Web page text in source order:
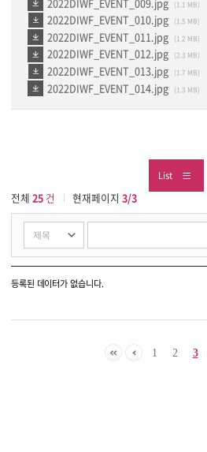
(1.1 MB)
2022DIWF_EVENT_010.jpg (1.5 MB)
2022DIWF_EVENT_011.jpg (1.2 MB)
2022DIWF_EVENT_012.jpg (2.3 MB)
2022DIWF_EVENT_013.jpg (1.7 MB)
2022DIWF_EVENT_014.jpg (1.3 MB)
List
전체 25 건 현재페이지 3/3
등록된 데이터가 없습니다.
1 2 3